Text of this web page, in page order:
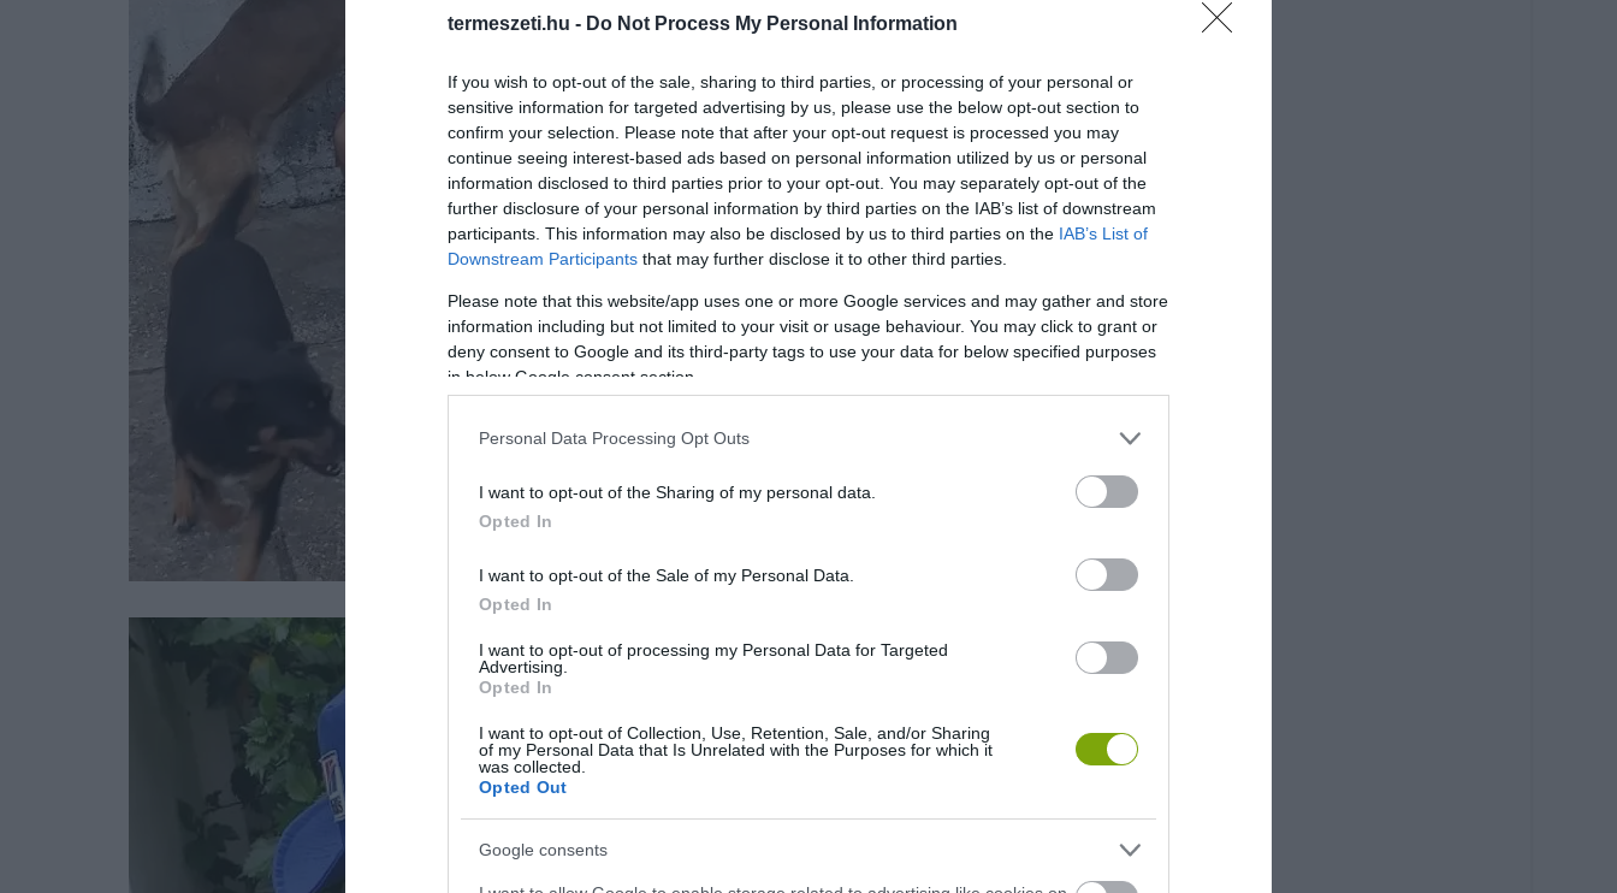
termeszeti.hu - Do Not Process My Personal Information
If you wish to opt-out of the sale, sharing to third parties, or processing of your personal or
sensitive information for targeted advertising by us, please use the below opt-out section to
confirm your selection. Please note that after your opt-out request is processed you may
continue seeing interest-based ads based on personal information utilized by us or personal
information disclosed to third parties prior to your opt-out. You may separately opt-out of the
further disclosure of your personal information by third parties on the IAB’s list of downstream
participants. This information may also be disclosed by us to third parties on the IAB’s List of
Downstream Participants that may further disclose it to other third parties.
Please note that this website/app uses one or more Google services and may gather and store
information including but not limited to your visit or usage behaviour. You may click to grant or
deny consent to Google and its third-party tags to use your data for below specified purposes
in below Google consent section.
Personal Data Processing Opt Outs
I want to opt-out of the Sharing of my personal data.
Opted In
I want to opt-out of the Sale of my Personal Data.
Opted In
I want to opt-out of processing my Personal Data for Targeted
Advertising.
Opted In
I want to opt-out of Collection, Use, Retention, Sale, and/or Sharing
of my Personal Data that Is Unrelated with the Purposes for which it
was collected.
Opted Out
Google consents